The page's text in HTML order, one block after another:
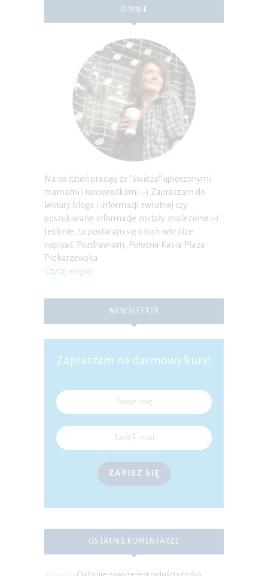
O MNIE
Na co dzień pracuję ze "świeżo" upieczonymi
mamami i noworodkami :-) Zapraszam do
lektury bloga i informacji zwrotnej czy
poszukiwane informacje zostały znalezione :-)
Jeśli nie, to postaram się o nich wkrótce
napisać. Pozdrawiam, Położna Kasia Płaza-
Piekarzewska
Czytaj więcej
NEWSLETTER
Zapraszam na darmowy kurs!
ZAPISZ SIĘ
OSTATNIE KOMENTARZE